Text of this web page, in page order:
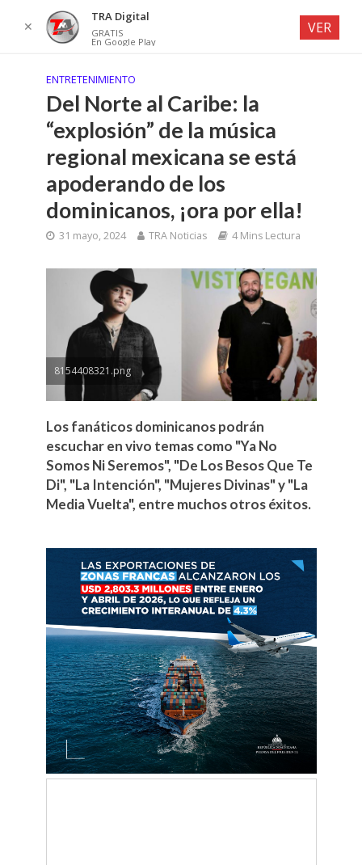
ENTRETENIMIENTO
Del Norte al Caribe: la
“explosión” de la música
regional mexicana se está
apoderando de los
dominicanos, ¡ora por ella!
31 mayo, 2024 TRA Noticias 4 Mins Lectura
8154408321.png
Los fanáticos dominicanos podrán
escuchar en vivo temas como "Ya No
Somos Ni Seremos", "De Los Besos Que Te
Di", "La Intención", "Mujeres Divinas" y "La
Media Vuelta", entre muchos otros éxitos.
✕
TRA Digital
GRATIS
En Google Play
VER